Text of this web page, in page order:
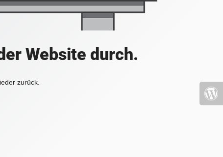
Website durch.
zurück.